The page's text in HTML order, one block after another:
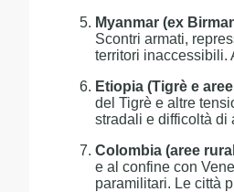
Myanmar (ex
Scontri armati,
territori inaccessibili.
Etiopia (Tigrè e
del Tigrè e altre
stradali e difficoltà di
Colombia (aree
e al confine con
paramilitari. Le città